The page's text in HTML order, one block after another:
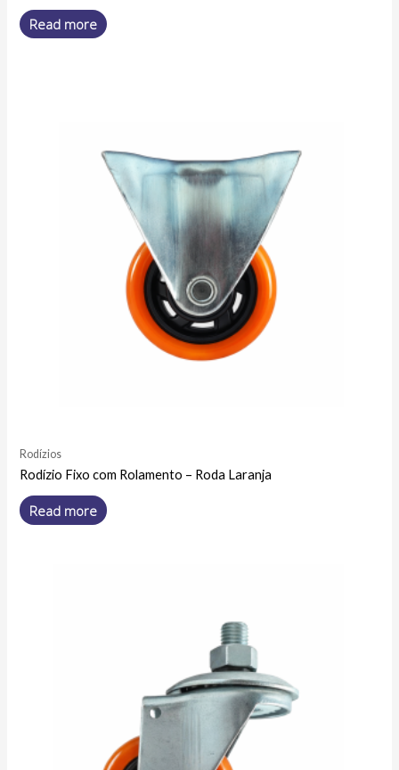
Read more
Rodízios
Rodízio Fixo com Rolamento – Roda Laranja
Read more